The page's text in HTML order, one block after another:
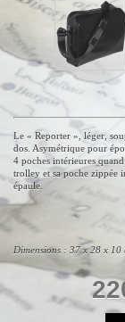
Le « Reporter », léger,
dos. Asymétrique pour
4 poches intérieures
trolley et sa poche zippée
épaule.
Dimensions : 37 x 28 x